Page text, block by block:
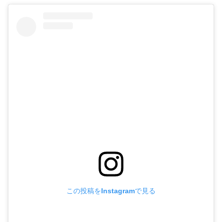
この投稿をInstagramで見る